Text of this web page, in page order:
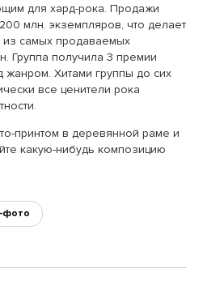
для хард-рока. Продажи
млн. экземпляров, что делает
самых продаваемых
Группа получила 3 премии
жанром. Хитами группы до сих
все ценители рока
принтом в деревянной раме и
какую-нибудь композицию
фото